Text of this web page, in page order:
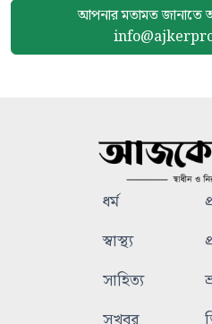
আপনার মতামত জানাতে
ধর্ম
স্বাস্থ্য
সাহিত্য